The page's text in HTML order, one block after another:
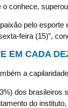
o conhece,
pelo
feira (15)”,
EM CADA
a
dos brasileiros
do